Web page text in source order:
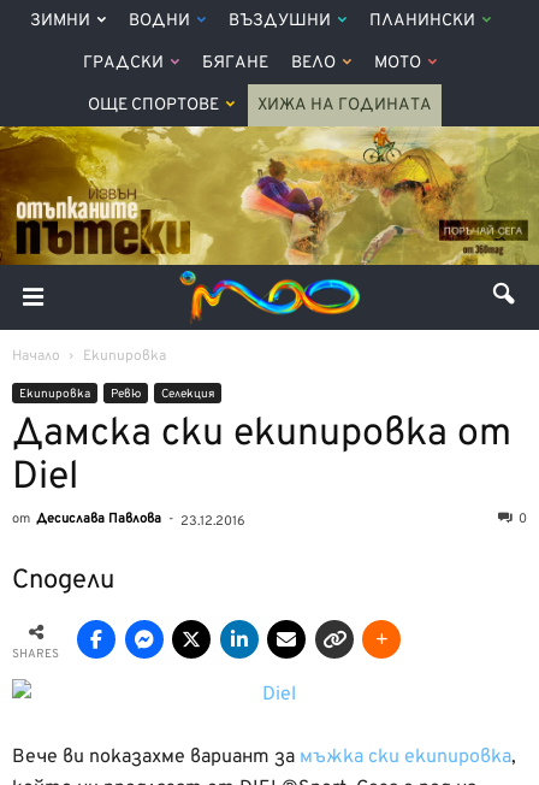
ЗИМНИ ВОДНИ ВЪЗДУШНИ ПЛАНИНСКИ
ГРАДСКИ БЯГАНЕ ВЕЛО МОТО
ОЩЕ СПОРТОВЕ ХИЖА НА ГОДИНАТА
Начало Екипировка
Екипировка Ревю Селекция
Дамска ски екипировка от
Diel
от Десислава Павлова - 23.12.2016 0
Сподели
SHARES
Вече ви показахме вариант за мъжка ски екипировка,